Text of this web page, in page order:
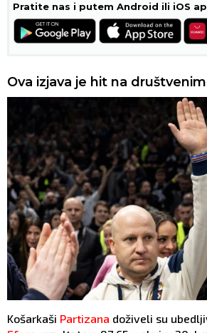
Pratite nas i putem Android ili iOS
Ova izjava je hit na
Košarkaši Partizana doživeli su